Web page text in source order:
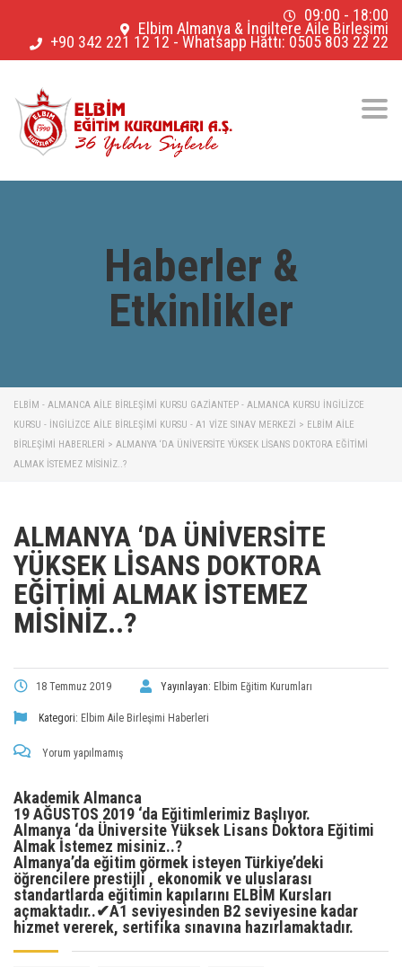
09:00 - 18:00
Elbim Almanya & İngiltere Aile Birleşimi
+90 342 221 12 12 - Whatsapp Hattı: 0505 803 22 22
Haberler &
Etkinlikler
ELBİM - ALMANCA AILE BIRLEŞIMI KURSU GAZIANTEP - ALMANCA KURSU İNGILIZCE
KURSU - İNGILIZCE AILE BIRLEŞIMI KURSU - A1 VIZE SINAV MERKEZI > ELBIM AILE
BIRLEŞIMI HABERLERI > ALMANYA ‘DA ÜNIVERSITE YÜKSEK LISANS DOKTORA EĞITIMI
ALMAK İSTEMEZ MISINIZ..?
ALMANYA ‘DA ÜNIVERSITE
YÜKSEK LISANS DOKTORA
EĞITIMI ALMAK İSTEMEZ
MISINIZ..?
18 Temmuz 2019 Yayınlayan: Elbim Eğitim Kurumları
Kategori: Elbim Aile Birleşimi Haberleri
Yorum yapılmamış
Akademik Almanca
19 AĞUSTOS 2019 ‘da Eğitimlerimiz Başlıyor.
Almanya ‘da Üniversite Yüksek Lisans Doktora Eğitimi
Almak İstemez misiniz..?
Almanya’da eğitim görmek isteyen Türkiye’deki
öğrencilere prestijli , ekonomik ve uluslarası
standartlarda eğitimin kapılarını ELBİM Kursları
açmaktadır..✔A1 seviyesinden B2 seviyesine kadar
hizmet vererek, sertifika sınavına hazırlamaktadır.